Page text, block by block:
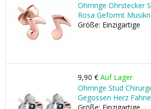
Ohrringe Ohrstecker
Rosa Geformt
Größe: Einzigartige
9,90 € Auf Lager
Ohrringe Stud
Gegossen Herz